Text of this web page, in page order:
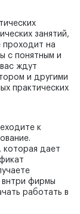
занятий,
проходит на
с понятным и
ждут
и другими
практических
к
которая дает
внтри фирмы
работать в